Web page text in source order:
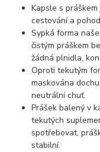
Kapsle s
cestování a
Sypká forma
čistým práškem
žádná plnidla,
Oproti tekutým
maskována
neutrální chuť.
Prášek balený v
tekutých
spotřebovat,
stabilní.